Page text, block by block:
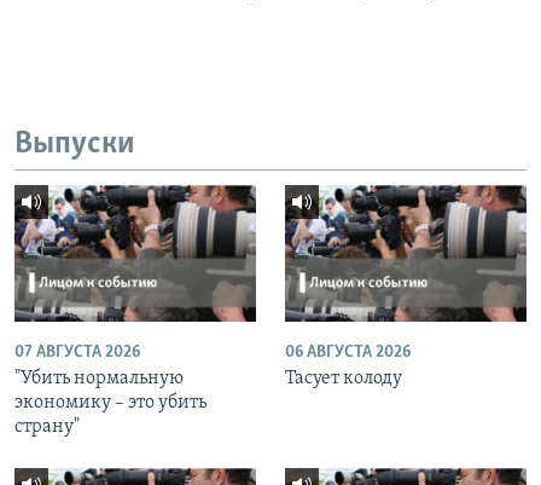
Выпуски
07 АВГУСТА 2026
"Убить нормальную
экономику – это убить
страну"
06 АВГУСТА 2026
Тасует колоду